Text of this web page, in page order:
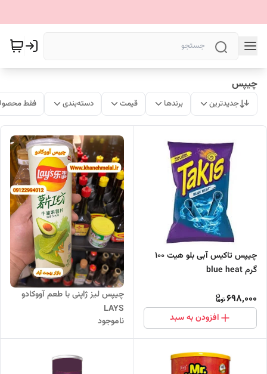
چیپس
جدیدترین برندها قیمت دسته‌بندی فقط
چیپس تاکیس آبی بلو هیت 100
گرم blue heat
698,000
افزودن به سبد
چیپس لیز ژاپنی با طعم آووکادو
LAYS
ناموجود